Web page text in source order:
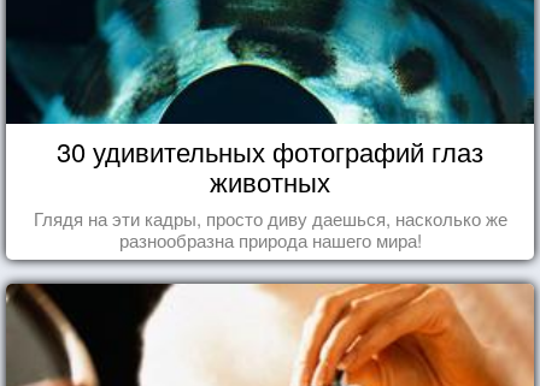
30 удивительных фотографий глаз
животных
Глядя на эти кадры, просто диву даешься, насколько же
разнообразна природа нашего мира!